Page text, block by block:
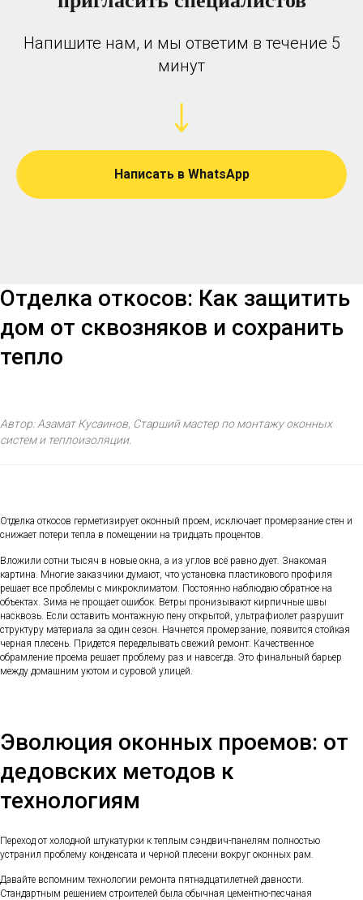
Напишите нам, и мы ответим в течение 5
минут
Написать в WhatsApp
Отделка откосов: Как защитить
дом от сквозняков и сохранить
тепло
Автор: Азамат Кусаинов, Старший мастер по монтажу оконных
систем и теплоизоляции.
Отделка откосов герметизирует оконный проем, исключает промерзание стен и
снижает потери тепла в помещении на тридцать процентов.
Вложили сотни тысяч в новые окна, а из углов всё равно дует. Знакомая
картина. Многие заказчики думают, что установка пластикового профиля
решает все проблемы с микроклиматом. Постоянно наблюдаю обратное на
объектах. Зима не прощает ошибок. Ветры пронизывают кирпичные швы
насквозь. Если оставить монтажную пену открытой, ультрафиолет разрушит
структуру материала за один сезон. Начнется промерзание, появится стойкая
черная плесень. Придется переделывать свежий ремонт. Качественное
обрамление проема решает проблему раз и навсегда. Это финальный барьер
между домашним уютом и суровой улицей.
Эволюция оконных проемов: от
дедовских методов к
технологиям
Переход от холодной штукатурки к теплым сэндвич-панелям полностью
устранил проблему конденсата и черной плесени вокруг оконных рам.
Давайте вспомним технологии ремонта пятнадцатилетней давности.
Стандартным решением строителей была обычная цементно-песчаная